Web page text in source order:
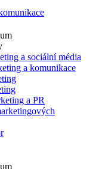
a sociální média
a komunikace
a PR